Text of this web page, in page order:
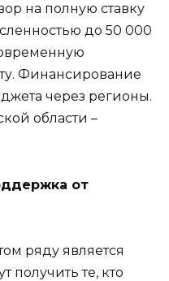
на полную ставку
до 50 000
Финансирование
через регионы.
области –
от
ряду является
получить те, кто